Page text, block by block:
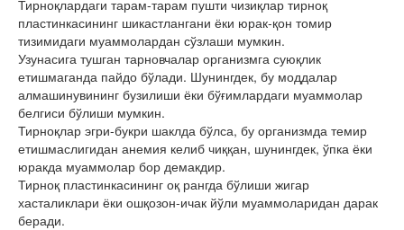
Тирноқлардаги тарам-тарам пушти чизиқлар тирноқ
пластинкасининг шикастлангани ёки юрак-қон томир
тизимидаги муаммолардан сўзлаши мумкин.
Узунасига тушган тарновчалар организмга суюқлик
етишмаганда пайдо бўлади. Шунингдек, бу моддалар
алмашинувининг бузилиши ёки бўғимлардаги муаммолар
белгиси бўлиши мумкин.
Тирноқлар эгри-букри шаклда бўлса, бу организмда темир
етишмаслигидан анемия келиб чиққан, шунингдек, ўпка ёки
юракда муаммолар бор демакдир.
Тирноқ пластинкасининг оқ рангда бўлиши жигар
хасталиклари ёки ошқозон-ичак йўли муаммоларидан дарак
беради.